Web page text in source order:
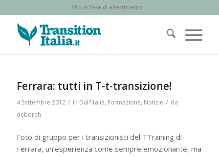
Sito in fase di allestimento...
Ferrara: tutti in T-t-transizione!
4 Settembre 2012 / in Dall'Italia, Formazione, Notizie / da
deborah
Foto di gruppo per i transizionisti del TTraining di
Ferrara, un’esperienza come sempre emozionante, ma